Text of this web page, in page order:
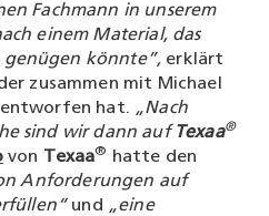
Fachmann in unserem
einem Material, das
könnte”, erklärt
zusammen mit Michael
entworfen hat. „Nach
sind wir dann auf Texaa®
von Texaa®
hatte den
Anforderungen auf
und „eine